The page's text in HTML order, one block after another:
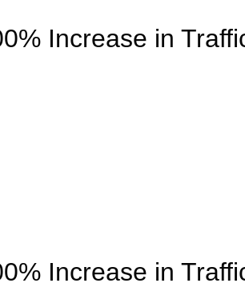
Increase in
Increase in